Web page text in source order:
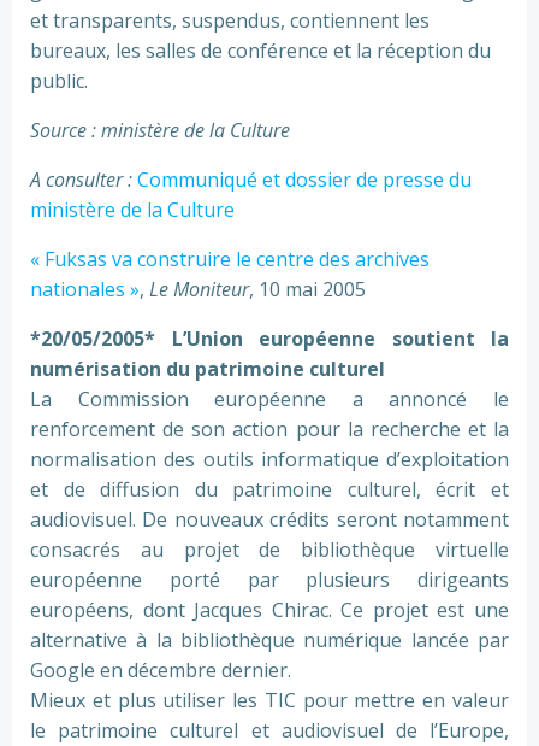
et transparents, suspendus, contiennent les
bureaux, les salles de conférence et la réception du
public.
Source : ministère de la Culture
A consulter :Communiqué et dossier de presse du
ministère de la Culture
« Fuksas va construire le centre des archives
nationales », Le Moniteur, 10 mai 2005
*20/05/2005* L’Union européenne soutient la
numérisation du patrimoine culturel
La Commission européenne a annoncé le
renforcement de son action pour la recherche et la
normalisation des outils informatique d’exploitation
et de diffusion du patrimoine culturel, écrit et
audiovisuel. De nouveaux crédits seront notamment
consacrés au projet de bibliothèque virtuelle
européenne porté par plusieurs dirigeants
européens, dont Jacques Chirac. Ce projet est une
alternative à la bibliothèque numérique lancée par
Google en décembre dernier.
Mieux et plus utiliser les TIC pour mettre en valeur
le patrimoine culturel et audiovisuel de l’Europe,